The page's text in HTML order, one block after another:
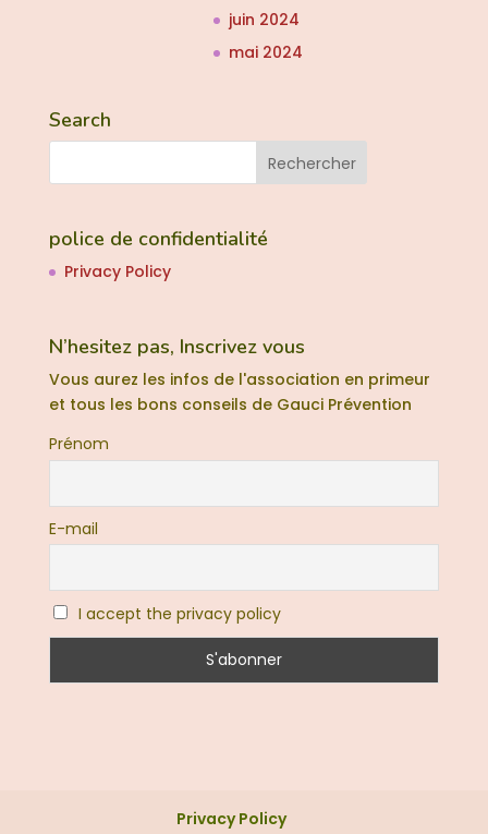
juin 2024
mai 2024
Search
police de confidentialité
Privacy Policy
N’hesitez pas, Inscrivez vous
Vous aurez les infos de l'association en primeur
et tous les bons conseils de Gauci Prévention
Prénom
E-mail
I accept the privacy policy
Privacy Policy